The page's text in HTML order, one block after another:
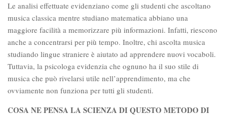
Le analisi effettuate evidenziano come gli studenti che ascoltano
musica classica mentre studiano matematica abbiano una
maggiore facilità a memorizzare più informazioni. Infatti, riescono
anche a concentrarsi per più tempo. Inoltre, chi ascolta musica
studiando lingue straniere è aiutato ad apprendere nuovi vocaboli.
Tuttavia, la psicologa evidenzia che ognuno ha il suo stile di
musica che può rivelarsi utile nell’apprendimento, ma che
ovviamente non funziona per tutti gli studenti.
COSA NE PENSA LA SCIENZA DI QUESTO METODO DI